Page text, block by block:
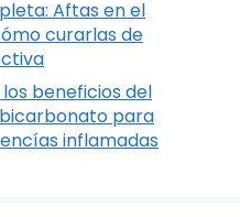
Aftas en el
curarlas de
beneficios del
para
inflamadas